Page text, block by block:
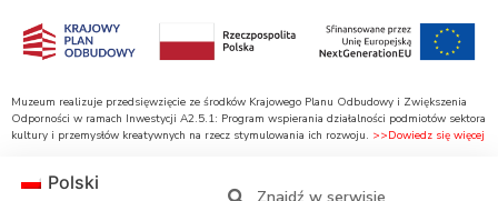
Muzeum realizuje przedsięwzięcie ze środków Krajowego Planu Odbudowy i Zwiększenia
Odporności w ramach Inwestycji A2.5.1: Program wspierania działalności podmiotów sektora
kultury i przemysłów kreatywnych na rzecz stymulowania ich rozwoju. >>Dowiedz się więcej
Polski